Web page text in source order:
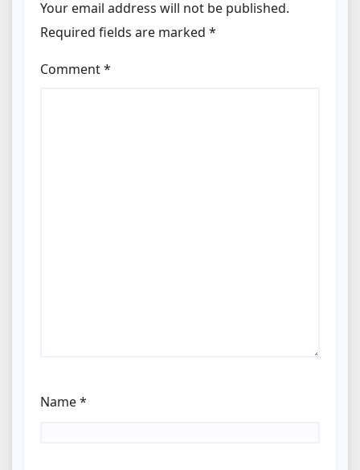
Your email address will not be published.
Required fields are marked *
Comment*
Name*